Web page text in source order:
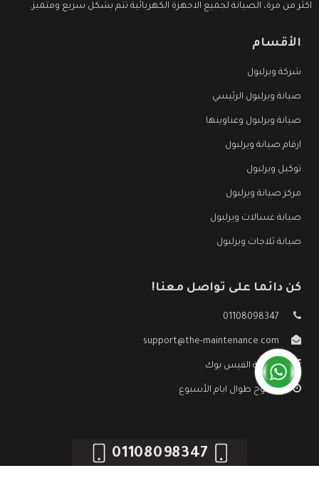
اكثر من مرة، الصيانة لجميع الاجهزة الكهربائية تتم بشكل سريع ومتميز.
الأقسام
شركة ويرلبول
صيانة ويرلبول الرئيسي
صيانة ويرلبول وعناوينها
ارقام صيانة ويرلبول
توكيل ويرلبول
مركز صيانة ويرلبول
صيانة غسالات ويرلبول
صيانة ثلاجات ويرلبول
كن دائما على تواصل معنا!
01108098347
support@the-maintenance.com
صفحة الفيس بوك
مفتوح طوال ايام الأسبوع
01108098347